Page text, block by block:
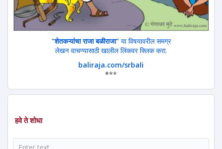
"शेतकऱ्यांचा राजा बळीराजा"या विषयावरील समग्र
लेखन वाचण्यासाठी खालील लिंकवर क्लिक करा.
baliraja.com/srbali
***
हवे ते शोधा
शोध